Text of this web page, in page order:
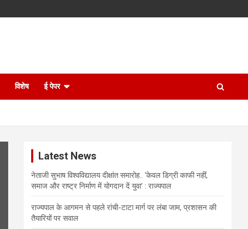
विशेष ई पेपर
Latest News
नेताजी सुभाष विश्वविद्यालय दीक्षांत समारोह.. ‘केवल डिग्री काफी नहीं,
समाज और राष्ट्र निर्माण में योगदान दें युवा’ : राज्यपाल
राज्यपाल के आगमन से पहले रांची-टाटा मार्ग पर लंबा जाम, प्रशासन की
तैयारियों पर सवाल